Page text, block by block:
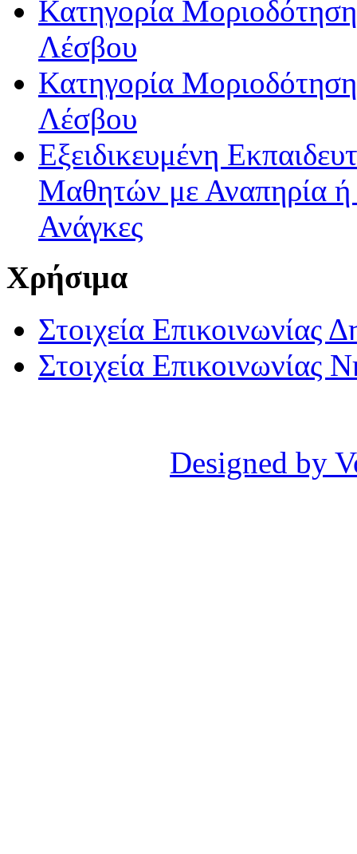
Κατηγορία
Λέσβου
Κατηγορία
Λέσβου
Εξειδικευμένη
Μαθητών με Αναπηρία ή /
Ανάγκες
Χρήσιμα
Στοιχεία Επικοινωνίας
Στοιχεία Επικοινωνίας
Designed by